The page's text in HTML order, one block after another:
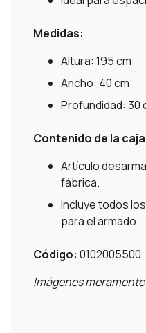
Medidas:
Altura: 195 cm
Ancho: 40 cm
Profundidad: 30
Contenido de la
Artículo
fábrica.
Incluye todos
para el armado.
Código: 0102005500
Imágenes